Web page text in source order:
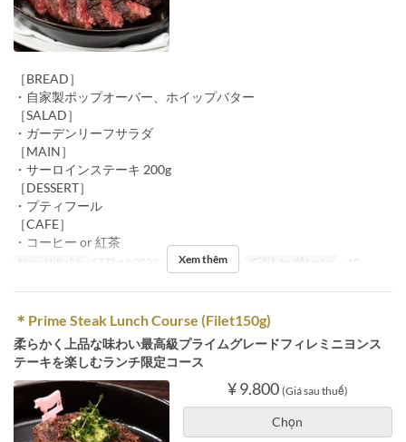
［BREAD］
・自家製ポップオーバー、ホイップバター
［SALAD］
・ガーデンリーフサラダ
［MAIN］
・サーロインステーキ 200g
［DESSERT］
・プティフール
［CAFE］
・コーヒー or 紅茶
Ngày Hiệu lực 17 Thg 6 2022 ~ Bữa Bữa trưa Giới hạn dặt món ~ 10
Xem thêm
＊Prime Steak Lunch Course (Filet150g)
柔らかく上品な味わい最高級プライムグレードフィレミニヨンス
テーキを楽しむランチ限定コース
¥ 9.800 (Giá sau thuế)
Chọn